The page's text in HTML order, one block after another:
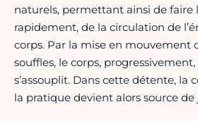
naturels, permettant ainsi de faire
rapidement, de la circulation de
corps. Par la mise en mouvement
souffles, le corps,
s’assouplit. Dans cette détente, la
la pratique devient alors source